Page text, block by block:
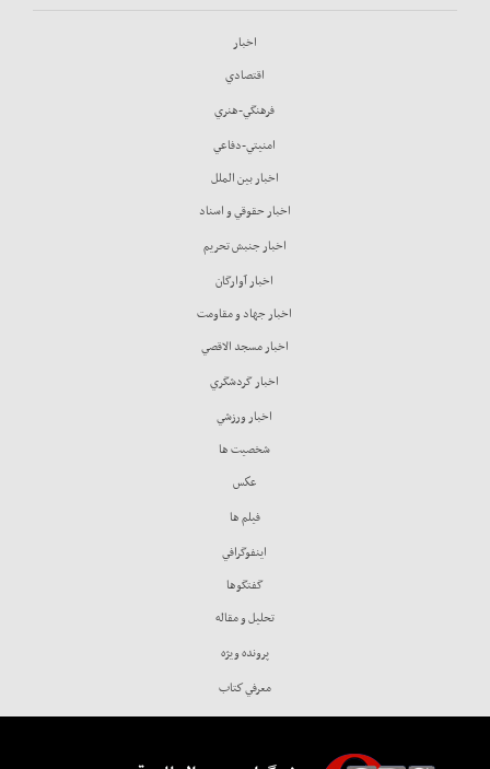
اخبار
اقتصادي
فرهنگي-هنري
امنيتي-دفاعي
اخبار بين الملل
اخبار حقوقي و اسناد
اخبار جنبش تحريم
اخبار آوارگان
اخبار جهاد و مقاومت
اخبار مسجد الاقصي
اخبار گردشگري
اخبار ورزشي
شخصيت ها
عكس
فيلم ها
اينفوگرافي
گفتگوها
تحليل و مقاله
پرونده ويژه
معرفي كتاب